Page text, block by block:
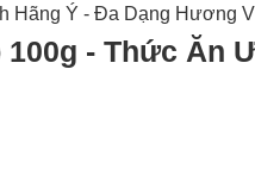
100g - Thức Ăn